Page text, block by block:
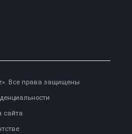
Все права защищены
сайта